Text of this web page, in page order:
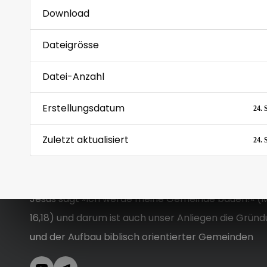
Download
Dateigrösse
Datei-Anzahl
Erstellungsdatum 24.
Zuletzt aktualisiert 24.
Jesus sagt »Ich werde meine Gemeinde bauen!«
16,18) und darum ist auch unser Anliegen die
und der Aufbau biblisch orientierter Gemeinden